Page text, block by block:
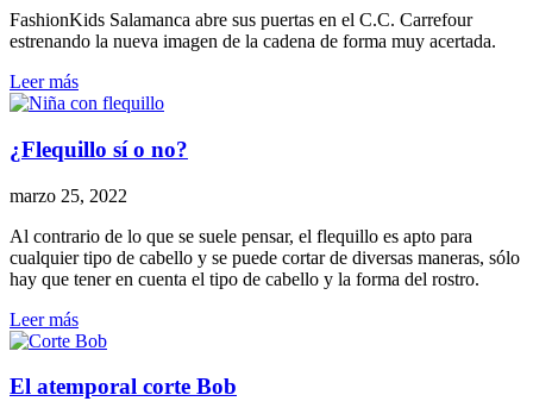
FashionKids Salamanca abre sus puertas en el C.C. Carrefour
estrenando la nueva imagen de la cadena de forma muy acertada.
Leer más
¿Flequillo sí o no?
marzo 25, 2022
Al contrario de lo que se suele pensar, el flequillo es apto para
cualquier tipo de cabello y se puede cortar de diversas maneras, sólo
hay que tener en cuenta el tipo de cabello y la forma del rostro.
Leer más
El atemporal corte Bob